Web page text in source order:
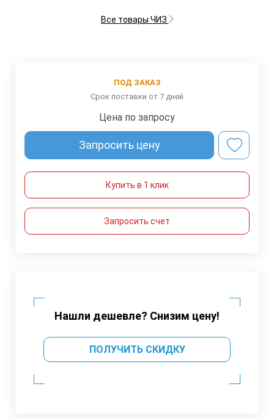
Все товары ЧИЗ
ПОД ЗАКАЗ
Срок поставки от 7 дней
Цена по запросу
Запросить цену
Купить в 1 клик
Запросить счет
Нашли дешевле? Снизим цену!
ПОЛУЧИТЬ СКИДКУ